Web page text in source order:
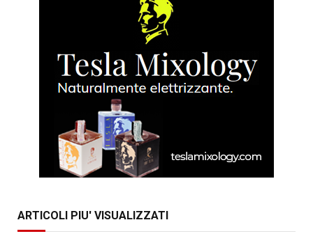
ARTICOLI PIU' VISUALIZZATI